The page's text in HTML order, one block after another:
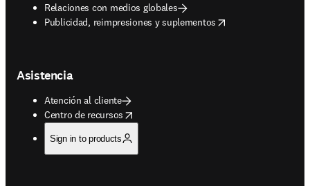
Relaciones con medios globales
Publicidad, reimpresiones y suplementos
opens in new tab/window
Asistencia
Atención al cliente
Centro de recursos
opens in new tab/window
Sign in to products